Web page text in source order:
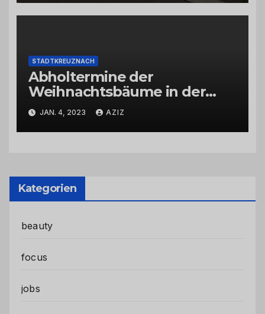
STADTKREUZNACH
Abholtermine der
Weihnachtsbäume in der
Kernstadt und in den
Stadtteilen
JAN. 4, 2023 AZIZ
Kategorien
beauty
focus
jobs